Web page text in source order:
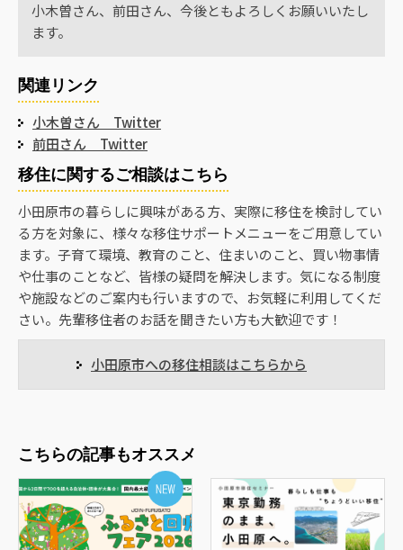
小木曽さん、前田さん、今後ともよろしくお願いいたし
ます。
関連リンク
小木曽さん Twitter
前田さん Twitter
移住に関するご相談はこちら
小田原市の暮らしに興味がある方、実際に移住を検討してい
る方を対象に、様々な移住サポートメニューをご用意してい
ます。子育て環境、教育のこと、住まいのこと、買い物事情
や仕事のことなど、皆様の疑問を解決します。気になる制度
や施設などのご案内も行いますので、お気軽に利用してくだ
さい。先輩移住者のお話を聞きたい方も大歓迎です！
小田原市への移住相談はこちらから
こちらの記事もオススメ